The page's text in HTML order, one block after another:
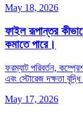
May 18, 2026
ফাইল রূপান্তর
কমাতে পারে।
ফরম্যাট পরিবর্তন,
এবং স্টোরেজ দক্ষতা
May 17, 2026